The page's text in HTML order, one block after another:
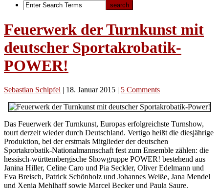
Feuerwerk der Turnkunst mit
deutscher Sportakrobatik-
POWER!
Sebastian Schipfel | 18. Januar 2015 | 5 Comments
Das Feuerwerk der Turnkunst, Europas erfolgreichste Turnshow,
tourt derzeit wieder durch Deutschland. Vertigo heißt die diesjährige
Produktion, bei der erstmals Mitglieder der deutschen
Sportakrobatik-Nationalmannschaft fest zum Ensemble zählen: die
hessisch-württembergische Showgruppe POWER! bestehend aus
Janina Hiller, Celine Caro und Pia Seckler, Oliver Edelmann und
Eva Breisch, Patrick Schönholz und Johannes Weiße, Jana Mendel
und Xenia Mehlhaff sowie Marcel Becker und Paula Saure.